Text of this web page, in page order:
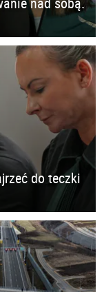
do teczki